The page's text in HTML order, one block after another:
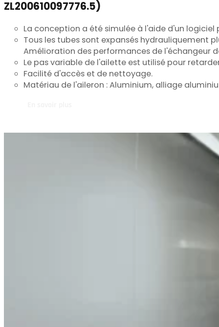
ZL200610097776.5)
La conception a été simulée à l'aide d'un
Tous les tubes sont expansés hydrauliquement
Amélioration des performances de l'échangeur
Le pas variable de l'ailette est utilisé pour
Facilité d'accès et de nettoyage.
Matériau de l'aileron : Aluminium, alliage